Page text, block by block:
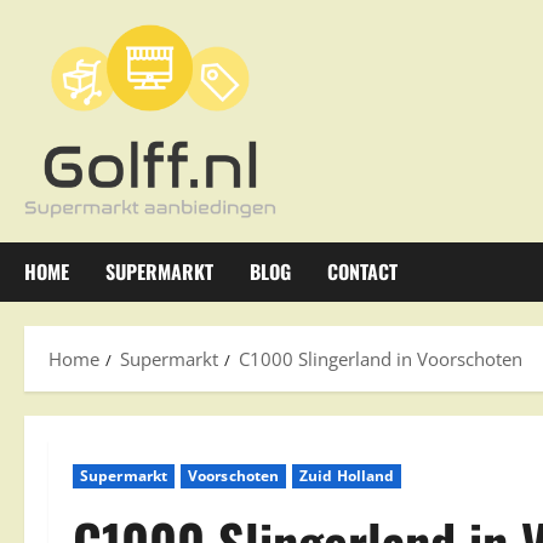
inhoud
HOME SUPERMARKT BLOG CONTACT
Home Supermarkt C1000 Slingerland in Voorschoten
Supermarkt Voorschoten Zuid Holland